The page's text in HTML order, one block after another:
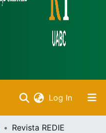
Log In(current)
Revista REDIE